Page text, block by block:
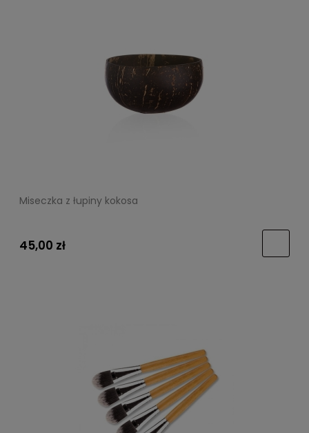
Miseczka z łupiny kokosa
45,00 zł